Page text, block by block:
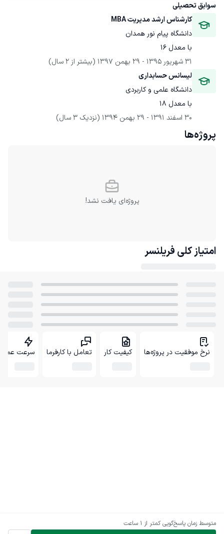
متوسط زمان پاسخ‌گویی کمتر از 1 ساعت
سوابق تحصیلی
کارشناس ارشد مدیریت MBA
دانشگاه پیام نور همدان
با معدل ۱۶
31 شهریور 1395
- 29 بهمن 1397
(بیشتر از 2 سال)
لیسانس حسابداری
دانشگاه علمی و کاربردی
با معدل ۱۸
30 اسفند 1391
- 29 بهمن 1394 (نزدیک 3 سال)
پروژه‌ها
پروژه‌ای یافت نشد!
امتیاز کلی فریلنسر
نرخ موفقیت در پروژه‌ها کیفیت کار تعامل با کارفرما سرعت عمل